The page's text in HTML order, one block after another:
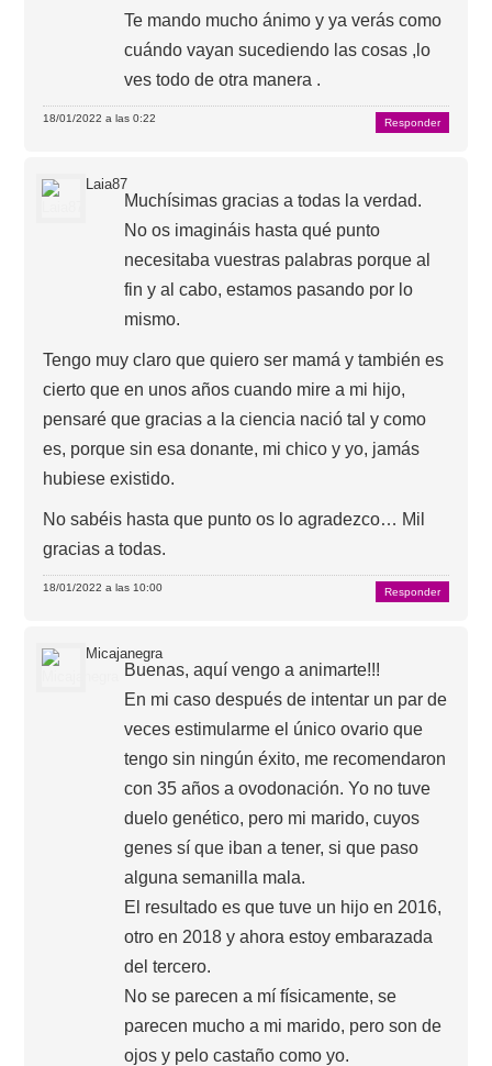
Te mando mucho ánimo y ya verás como
cuándo vayan sucediendo las cosas ,lo
ves todo de otra manera .
18/01/2022 a las 0:22 Responder
Laia87
Muchísimas gracias a todas la verdad.
No os imagináis hasta qué punto
necesitaba vuestras palabras porque al
fin y al cabo, estamos pasando por lo
mismo.
Tengo muy claro que quiero ser mamá y también es
cierto que en unos años cuando mire a mi hijo,
pensaré que gracias a la ciencia nació tal y como
es, porque sin esa donante, mi chico y yo, jamás
hubiese existido.
No sabéis hasta que punto os lo agradezco… Mil
gracias a todas.
18/01/2022 a las 10:00 Responder
Micajanegra
Buenas, aquí vengo a animarte!!!
En mi caso después de intentar un par de
veces estimularme el único ovario que
tengo sin ningún éxito, me recomendaron
con 35 años a ovodonación. Yo no tuve
duelo genético, pero mi marido, cuyos
genes sí que iban a tener, si que paso
alguna semanilla mala.
El resultado es que tuve un hijo en 2016,
otro en 2018 y ahora estoy embarazada
del tercero.
No se parecen a mí físicamente, se
parecen mucho a mi marido, pero son de
ojos y pelo castaño como yo.